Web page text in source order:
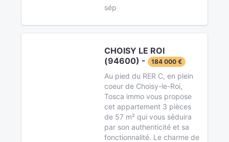
sép
CHOISY LE ROI
(94600) -
184 000 €
Au pied du RER C, en plein
coeur de Choisy-le-Roi,
Tosca immo vous propose
cet appartement 3 pièces
de 57 m² qui vous séduira
par son authenticité et sa
fonctionnalité. Le charme de